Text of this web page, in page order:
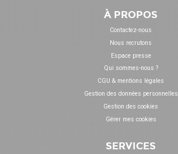
À PROPOS
Contactez-nous
Nous recrutons
Espace presse
Qui sommes-nous ?
CGU & mentions légales
Gestion des données personnelles
Gestion des cookies
Gérer mes cookies
SERVICES